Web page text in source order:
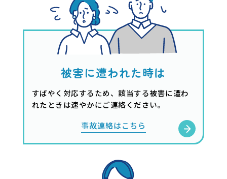
被害に遭われた時は
すばやく対応するため、該当する被害に遭わ
れたときは速やかにご連絡ください。
事故連絡はこちら